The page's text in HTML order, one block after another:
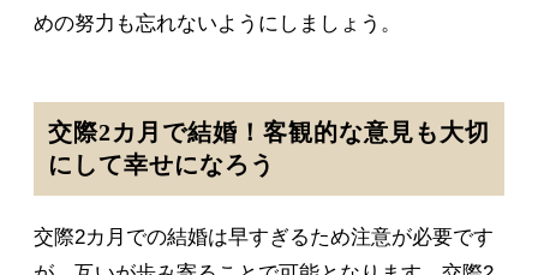
めの努力も忘れないようにしましょう。
交際2カ月で結婚！客観的な意見も大切
にして幸せになろう
交際2カ月での結婚は早すぎるため注意が必要です